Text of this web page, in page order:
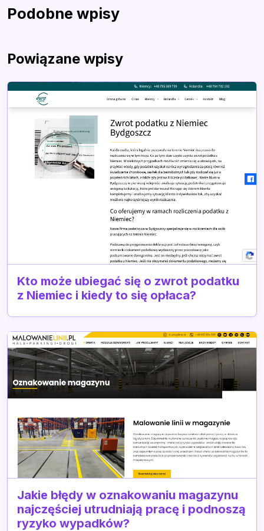
Podobne wpisy
Powiązane wpisy
Kto może ubiegać się o zwrot podatku
z Niemiec i kiedy to się opłaca?
Jakie błędy w oznakowaniu magazynu
najczęściej utrudniają pracę i podnoszą
ryzyko wypadków?